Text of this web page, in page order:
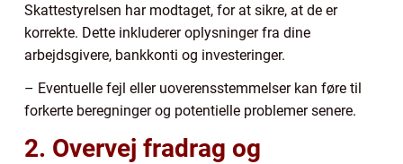
Skattestyrelsen har modtaget, for at sikre, at de er
korrekte. Dette inkluderer oplysninger fra dine
arbejdsgivere, bankkonti og investeringer.
– Eventuelle fejl eller uoverensstemmelser kan føre til
forkerte beregninger og potentielle problemer senere.
2. Overvej fradrag og